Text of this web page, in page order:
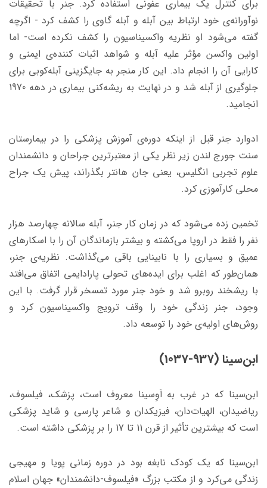
برای کنترل یک بیماری عفونی استفاده کرد. جنر با تحقیقات
نوآورانه‌ی خود ارتباط بین آبله و آبله گاوی را کشف کرد - اگرچه
گفته می‌شود او نظریه واکسیناسیون را کشف نکرده است- اما
اولین واکسن مؤثر علیه آبله و شواهد اثبات‌ کننده‌ی ایمنی و
کارایی آن را انجام داد. این کار منجر به جایگزینی آبله‌کوبی برای
جلوگیری از آبله شد و در نهایت به ریشه‌کنی بیماری در دهه 1970
انجامید.
ادوارد جنر قبل از اینکه دوره‌ی آموزش پزشکی را در بیمارستان
سنت جورج لندن زیر نظر یکی از معتبرترین جراحان و دانشمندان
علوم تجربی انگلیس، یعنی جان هانتر بگذراند، پیش یک جراح
محلی کارآموزی کرد.
تخمین زده می‌شود که در زمان کار جنر، آبله سالانه چهارصد هزار
نفر را فقط در اروپا می‌کشته و بیشتر بازماندگان آن را با اسکارهای
عمیق و بسیاری را با نابینایی باقی می‌گذاشت. نظریه‌ی جنر،
همان‌طور که اغلب برای ایده‌های تحولی پارادایمی اتفاق می‌افتد
با ریشخند روبرو شد و خود جنر مورد تمسخر قرار گرفت. با این
‌وجود، جنر زندگی خود را وقف ترویج واکسیناسیون کرد و
روش‌های اولیه‌ی خود را توسعه داد.
ابن‌سینا (937-1037)
ابن‌سینا که در غرب به اَوِسینا معروف است، پزشک، فیلسوف،
ریاضیدان، الهیات‌دان، فیزیکدان و شاعر پارسی و شاید پزشکی
است که بیشترین تأثیر از قرن 11 تا 17 را بر پزشکی داشته است.
ابن‌سینا که یک کودک نابغه بود در دوره زمانی پویا و مهیجی
زندگی می‌کرد و از مکتب بزرگ «فیلسوف-دانشمندان» جهان اسلام